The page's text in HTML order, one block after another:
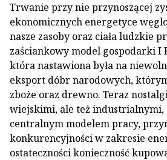
Trwanie przy nie przynoszącej
ekonomicznych energetyce
nasze zasoby oraz ciała ludzkie
zaściankowy model gospodarki I
która nastawiona była na
eksport dóbr narodowych,
zboże oraz drewno. Teraz
wiejskimi, ale też
centralnym modelem pracy,
konkurencyjności w zakresie
ostateczności konieczność